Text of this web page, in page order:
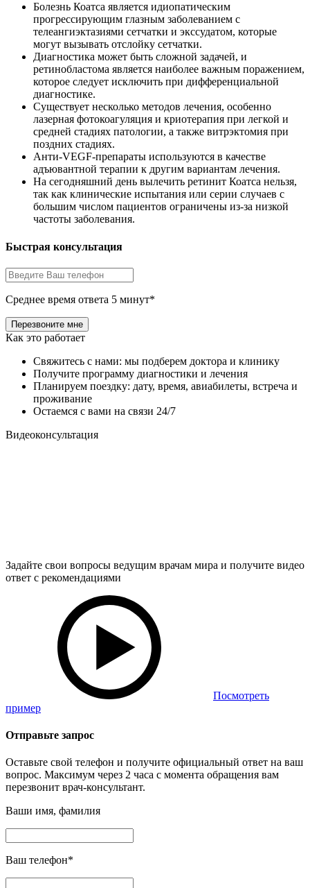
Болезнь Коатса является идиопатическим
прогрессирующим глазным заболеванием с
телеангиэктазиями сетчатки и экссудатом, которые
могут вызывать отслойку сетчатки.
Диагностика может быть сложной задачей, и
ретинобластома является наиболее важным поражением,
которое следует исключить при дифференциальной
диагностике.
Существует несколько методов лечения, особенно
лазерная фотокоагуляция и криотерапия при легкой и
средней стадиях патологии, а также витрэктомия при
поздних стадиях.
Анти-VEGF-препараты используются в качестве
адъювантной терапии к другим вариантам лечения.
На сегодняшний день вылечить ретинит Коатса нельзя,
так как клинические испытания или серии случаев с
большим числом пациентов ограничены из-за низкой
частоты заболевания.
Быстрая консультация
Среднее время ответа 5 минут*
Как это работает
Свяжитесь с нами: мы подберем доктора и клинику
Получите программу диагностики и лечения
Планируем поездку: дату, время, авиабилеты, встреча и
проживание
Остаемся с вами на связи 24/7
Видеоконсультация
Задайте свои вопросы ведущим врачам мира и получите видео
ответ с рекомендациями
Посмотреть
пример
Отправьте запрос
Оставьте свой телефон и получите официальный ответ на ваш
вопрос. Максимум через 2 часа с момента обращения вам
перезвонит врач-консультант.
Ваши имя, фамилия
Ваш телефон*